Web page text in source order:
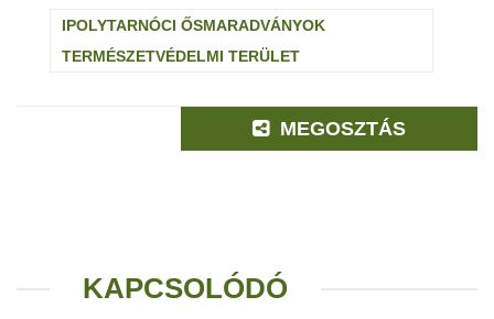
IPOLYTARNÓCI ŐSMARADVÁNYOK
TERMÉSZETVÉDELMI TERÜLET
MEGOSZTÁS
KAPCSOLÓDÓ